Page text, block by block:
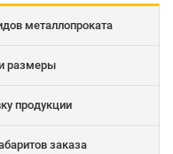
металлопроката
размеры
продукции
заказа